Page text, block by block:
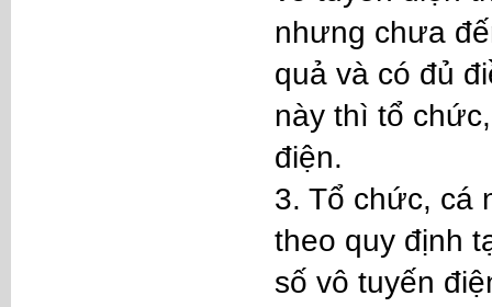
nhưng chưa
quả và có đủ
này thì tổ
điện.
3. Tổ chức, cá
theo quy định
số vô tuyến